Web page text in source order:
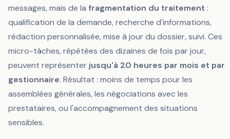
messages, mais de la fragmentation du traitement :
qualification de la demande, recherche d'informations,
rédaction personnalisée, mise à jour du dossier, suivi. Ces
micro-tâches, répétées des dizaines de fois par jour,
peuvent représenter jusqu'à 20 heures par mois et par
gestionnaire. Résultat : moins de temps pour les
assemblées générales, les négociations avec les
prestataires, ou l'accompagnement des situations
sensibles.